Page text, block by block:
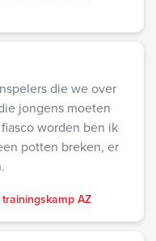
die we over
jongens moeten
worden ben ik
potten breken, er
AZ